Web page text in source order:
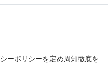
ーポリシーを定め周知徹底を